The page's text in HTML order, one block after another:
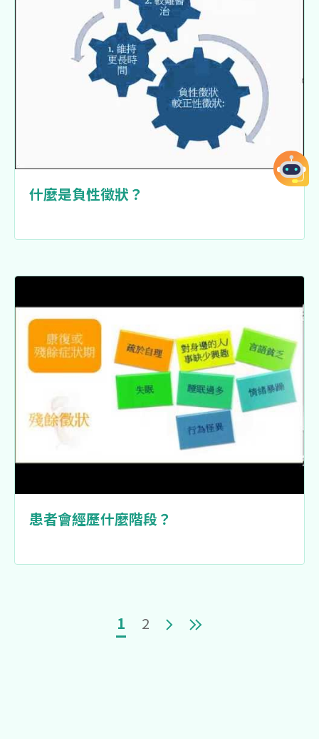
什麼是負性徵狀？
患者會經歷什麼階段？
目前頁面
1 頁面
2 Next page
Last page